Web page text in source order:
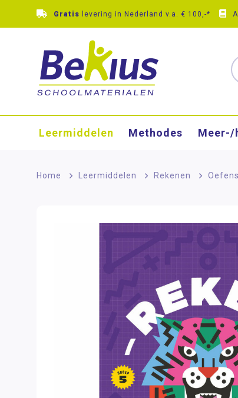
Gratis levering in Nederland v.a. € 100,-*
Leermiddelen Methodes Meer-/
Home > Leermiddelen > Rekenen >